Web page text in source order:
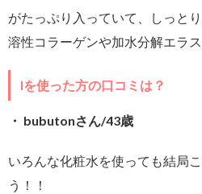
がたっぷり入っていて、しっと
溶性コラーゲンや加水分解エラ
Iを使った方の口コミは？
・ bubutonさん/43歳
いろんな化粧水を使っても結局
う！！